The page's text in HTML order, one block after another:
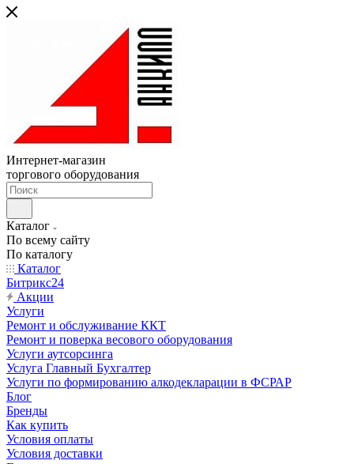
Интернет-магазин
торгового оборудования
Каталог
По всему сайту
По каталогу
Каталог
Битрикс24
Акции
Услуги
Ремонт и обслуживание ККТ
Ремонт и поверка весового оборудования
Услуги аутсорсинга
Услуга Главный Бухгалтер
Услуги по формированию алкодекларации в ФСРАР
Блог
Бренды
Как купить
Условия оплаты
Условия доставки